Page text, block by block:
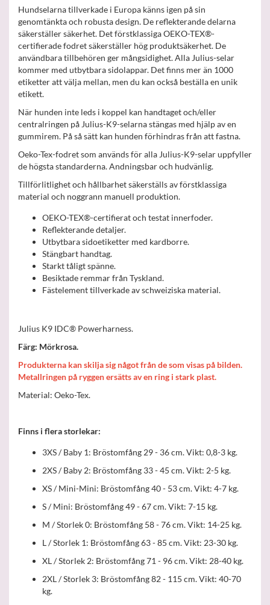
Hundselarna tillverkade i Europa känns igen på sin
genomtänkta och robusta design. De reflekterande delarna
säkerställer säkerhet. Det förstklassiga OEKO-TEX®-
certifierade fodret säkerställer hög produktsäkerhet. De
användbara tillbehören ger mångsidighet. Alla Julius-selar
kommer med utbytbara sidolappar. Det finns mer än 1000
etiketter att välja mellan, men du kan också beställa en unik
etikett.
När hunden inte leds i koppel kan handtaget och/eller
centralringen på Julius-K9-selarna stängas med hjälp av en
gummirem. På så sätt kan hunden förhindras från att fastna.
Oeko-Tex-fodret som används för alla Julius-K9-selar uppfyller
de högsta standarderna. Andningsbar och hudvänlig.
Tillförlitlighet och hållbarhet säkerställs av förstklassiga
material och noggrann manuell produktion.
OEKO-TEX®-certifierat och testat innerfoder.
Reflekterande detaljer.
Utbytbara sidoetiketter med kardborre.
Stängbart handtag.
Starkt tåligt spänne.
Besiktade remmar från Tyskland.
Fästelement tillverkade av schweiziska material.
Julius K9 IDC® Powerharness.
Färg: Mörkrosa.
Produkterna kan skilja sig något från de som visas på bilden.
Metallringen på ryggen ersätts av en ring i stark plast.
Material: Oeko-Tex.
Finns i flera storlekar:
3XS / Baby 1: Bröstomfång 29 - 36 cm. Vikt: 0,8-3 kg.
2XS / Baby 2: Bröstomfång 33 - 45 cm. Vikt: 2-5 kg.
XS / Mini-Mini: Bröstomfång 40 - 53 cm. Vikt: 4-7 kg.
S / Mini: Bröstomfång 49 - 67 cm. Vikt: 7-15 kg.
M / Storlek 0: Bröstomfång 58 - 76 cm. Vikt: 14-25 kg.
L / Storlek 1: Bröstomfång 63 - 85 cm. Vikt: 23-30 kg.
XL / Storlek 2: Bröstomfång 71 - 96 cm. Vikt: 28-40 kg.
2XL / Storlek 3: Bröstomfång 82 - 115 cm. Vikt: 40-70
kg.